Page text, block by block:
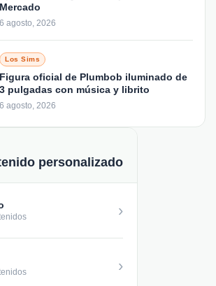
Mercado
6 agosto, 2026
Los Sims
Figura oficial de Plumbob iluminado de
3 pulgadas con música y librito
6 agosto, 2026
personalizado
›
›